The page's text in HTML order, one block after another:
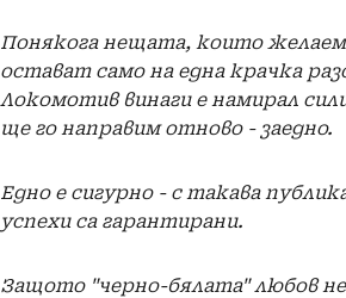
Понякога нещата, които
остават само на една крачка
Локомотив винаги е намирал
ще го направим отново - заедно.
Едно е сигурно - с такава
успехи са гарантирани.
Защото "черно-бялата" любов не